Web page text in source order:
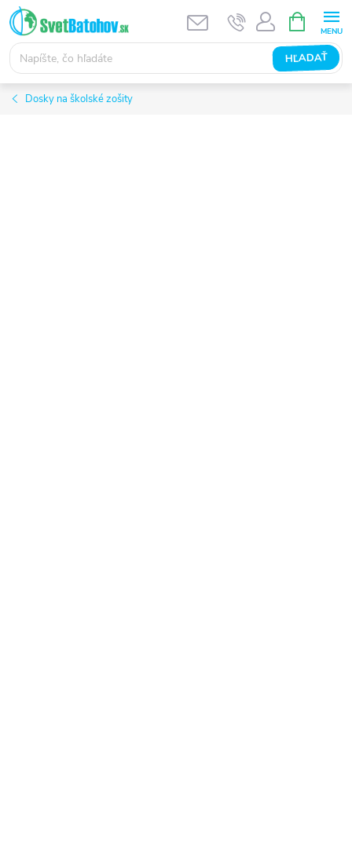
Prejsť
na
obsah
HĽADAŤ
KOŠÍK
Dosky na školské zošity